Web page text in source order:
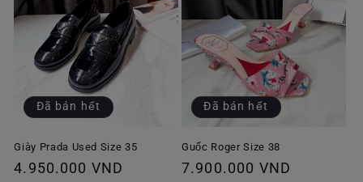
Đã bán hết
Giày Prada Used Size 35
Giá
4.950.000 VND
Đã bán hết
Guốc Roger Size 38
Giá
7.900.000 VND